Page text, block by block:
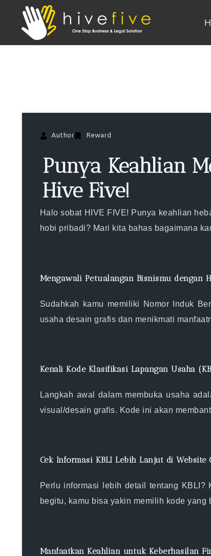
Author Reward
Punya Keahlian
Hive Five!
Halo sobat HIVE FIVE! Punya keahlian
hobi pribadi? Mari kita bahas bagaimana
Mengawali Petualangan Bisnismu dengan
Sudahkah kamu memiliki Nomor Induk
usaha desain grafis dan menikmati
Kenali Kode Klasifikasi Lapangan Usaha
Langkah awal dalam membuka usaha
visual/desain grafis. Kode ini akan
Cek Informasi KBLI Lebih Lanjut di Website
Perlu informasi lebih detail tentang
begitu, kamu bisa yakin memilih kode
Manfaatkan Keahlian untuk Keberhasilan